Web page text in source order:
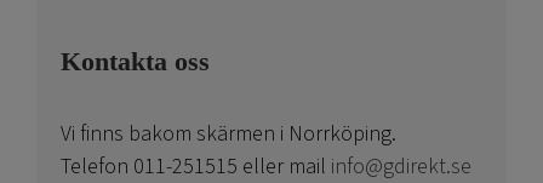
Kontakta oss
Vi finns bakom skärmen i Norrköping.
Telefon 011-251515 eller mail info@gdirekt.se